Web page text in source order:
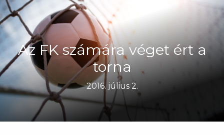
Az FK számára véget ért a
torna
2016. július 2.